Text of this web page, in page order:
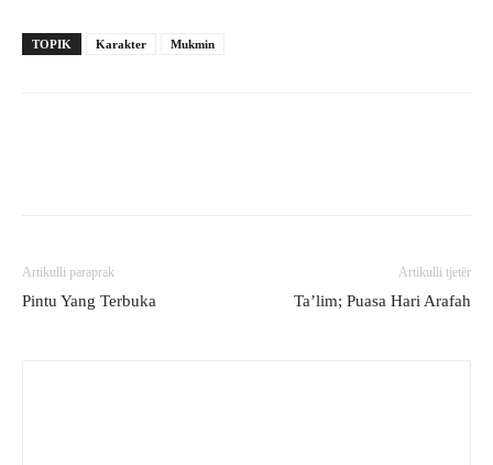
TOPIK Karakter Mukmin
Artikulli paraprak
Pintu Yang Terbuka
Artikulli tjetër
Ta’lim; Puasa Hari Arafah